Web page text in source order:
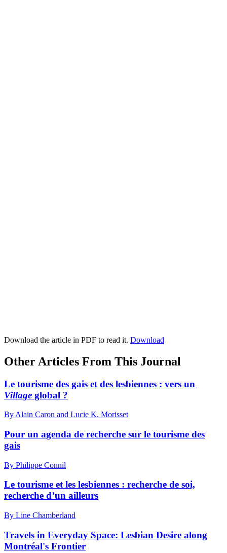
Download the article in PDF to read it. Download
Other Articles From This Journal
Le tourisme des gais et des lesbiennes : vers un
Village global ?
By Alain Caron and Lucie K. Morisset
Pour un agenda de recherche sur le tourisme des
gais
By Philippe Connil
Le tourisme et les lesbiennes : recherche de soi,
recherche d’un ailleurs
By Line Chamberland
Travels in Everyday Space: Lesbian Desire along
Montréal's Frontier